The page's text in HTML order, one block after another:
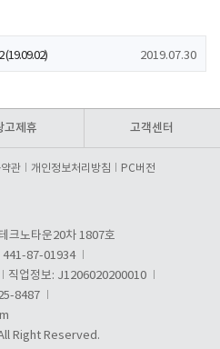
(19.09.02) 2019.07.30
고제휴 고객센터
관 개인정보처리방침 PC버전
크노타운20차 1807호
441-87-01934
직업정보: J1206020200010
8487
Right Reserved.